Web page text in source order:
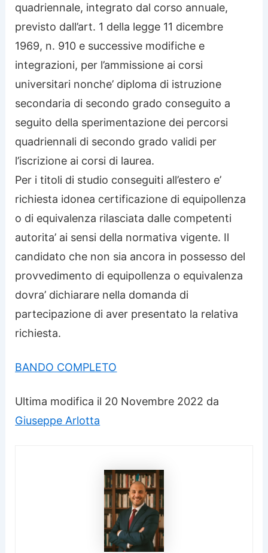
quadriennale, integrato dal corso annuale,
previsto dall’art. 1 della legge 11 dicembre
1969, n. 910 e successive modifiche e
integrazioni, per l’ammissione ai corsi
universitari nonche’ diploma di istruzione
secondaria di secondo grado conseguito a
seguito della sperimentazione dei percorsi
quadriennali di secondo grado validi per
l’iscrizione ai corsi di laurea.
Per i titoli di studio conseguiti all’estero e’
richiesta idonea certificazione di equipollenza
o di equivalenza rilasciata dalle competenti
autorita’ ai sensi della normativa vigente. Il
candidato che non sia ancora in possesso del
provvedimento di equipollenza o equivalenza
dovra’ dichiarare nella domanda di
partecipazione di aver presentato la relativa
richiesta.
BANDO COMPLETO
Ultima modifica il 20 Novembre 2022 da
Giuseppe Arlotta